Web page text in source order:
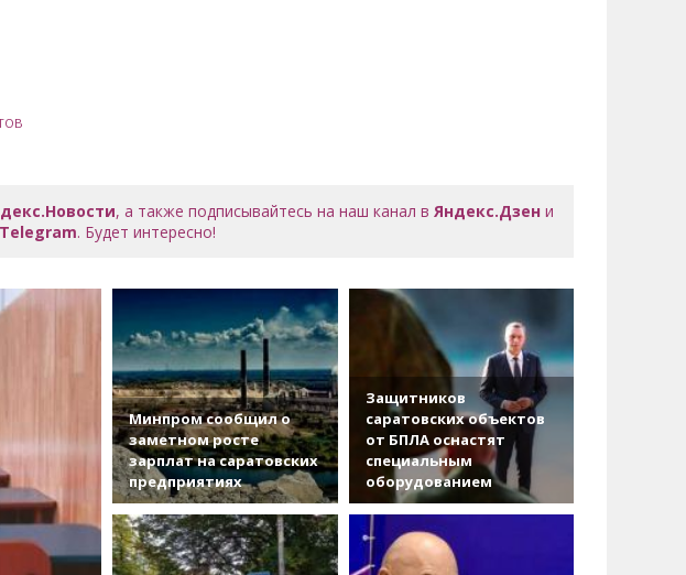
, а также подписывайтесь на наш канал вЯндекс.Дзен и
Telegram. Будет интересно!
Минпром сообщил о
заметном росте
зарплат на саратовских
предприятиях
Защитников
саратовских объектов
от БПЛА оснастят
специальным
оборудованием